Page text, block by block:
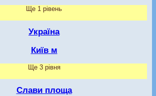
Ще 1 рівень
Україна
Київ м
Ще 3 рівня
Слави площа